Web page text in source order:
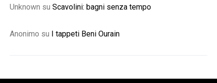
Unknown su Scavolini: bagni senza tempo
Anonimo su I tappeti Beni Ourain